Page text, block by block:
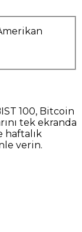
100, Bitcoin
tek ekranda
haftalık
verin.